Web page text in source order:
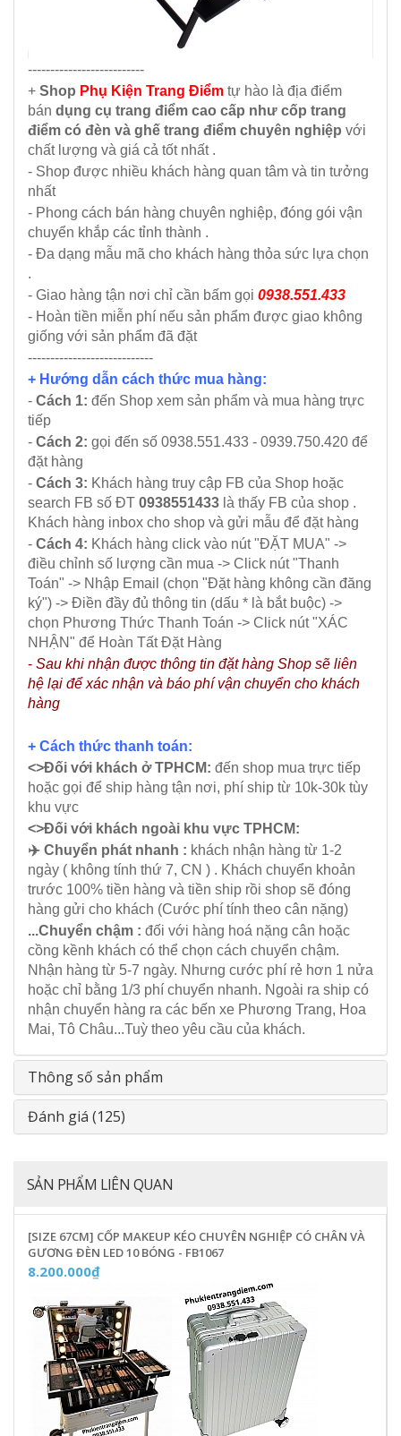
--------------------------
+ Shop Phụ Kiện Trang Điểm tự hào là địa điểm
bán dụng cụ trang điểm cao cấp như cốp trang
điểm có đèn và ghế trang điểm chuyên nghiệp với
chất lượng và giá cả tốt nhất .
- Shop được nhiều khách hàng quan tâm và tin tưởng
nhất
- Phong cách bán hàng chuyên nghiệp, đóng gói vận
chuyển khắp các tỉnh thành .
- Đa dạng mẫu mã cho khách hàng thỏa sức lựa chọn
.
- Giao hàng tận nơi chỉ cần bấm gọi 0938.551.433
- Hoàn tiền miễn phí nếu sản phẩm được giao không
giống với sản phẩm đã đặt
----------------------------
+ Hướng dẫn cách thức mua hàng:
- Cách 1: đến Shop xem sản phẩm và mua hàng trực
tiếp
- Cách 2: gọi đến số 0938.551.433 - 0939.750.420 để
đặt hàng
- Cách 3: Khách hàng truy cập FB của Shop hoặc
search FB số ĐT 0938551433 là thấy FB của shop .
Khách hàng inbox cho shop và gửi mẫu để đặt hàng
- Cách 4: Khách hàng click vào nút "ĐẶT MUA" ->
điều chỉnh số lượng cần mua -> Click nút "Thanh
Toán" -> Nhập Email (chọn "Đặt hàng không cần đăng
ký") -> Điền đầy đủ thông tin (dấu * là bắt buộc) ->
chọn Phương Thức Thanh Toán -> Click nút "XÁC
NHẬN" để Hoàn Tất Đặt Hàng
- Sau khi nhận được thông tin đặt hàng Shop sẽ liên
hệ lại để xác nhận và báo phí vận chuyển cho khách
hàng
+ Cách thức thanh toán:
<>Đối với khách ở TPHCM: đến shop mua trực tiếp
hoặc gọi để ship hàng tận nơi, phí ship từ 10k-30k tùy
khu vực
<>Đối với khách ngoài khu vực TPHCM:
✈️ Chuyển phát nhanh : khách nhận hàng từ 1-2
ngày ( không tính thứ 7, CN ) . Khách chuyển khoản
trước 100% tiền hàng và tiền ship rồi shop sẽ đóng
hàng gửi cho khách (Cước phí tính theo cân nặng)
...Chuyển chậm : đối với hàng hoá nặng cân hoặc
cồng kềnh khách có thể chọn cách chuyển chậm.
Nhận hàng từ 5-7 ngày. Nhưng cước phí rẻ hơn 1 nửa
hoặc chỉ bằng 1/3 phí chuyển nhanh. Ngoài ra ship có
nhận chuyển hàng ra các bến xe Phương Trang, Hoa
Mai, Tô Châu...Tuỳ theo yêu cầu của khách.
Thông số sản phẩm
Đánh giá (125)
SẢN PHẨM LIÊN QUAN
[SIZE 67CM] CỐP MAKEUP KÉO CHUYÊN NGHIỆP CÓ CHÂN VÀ
GƯƠNG ĐÈN LED 10 BÓNG - FB1067
8.200.000₫